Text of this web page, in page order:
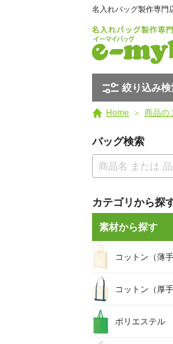
名入れバッグ製作専門
絞り込み検
Home 商品の
バッグ検索
カテゴリから探
素材から探す
コットン（薄手
コットン（厚手
ポリエステル